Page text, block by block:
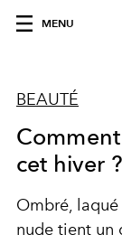
MENU
BEAUTÉ
cet hiver ?
Ombré,
nude tient un